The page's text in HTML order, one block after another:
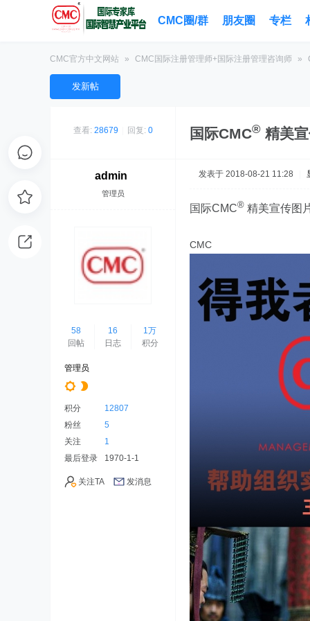
CMC圈/群 朋友圈 专栏
CMC官方中文网站 » CMC国际注册管理师+国际注册管理咨询师 »
发新帖
查看: 28679 回复: 0 国际CMC® 精美
admin
管理员
58
回帖
16
日志
1万
积分
管理员
积分
12807
粉丝
5
关注
1
最后登录
1970-1-1
关注TA 发消息
发表于 2018-08-21 11:28
国际CMC® 精美宣传图
CMC